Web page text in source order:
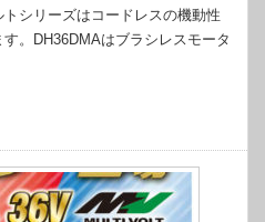
シリーズはコードレスの機動性
。DH36DMAはブラシレスモータ